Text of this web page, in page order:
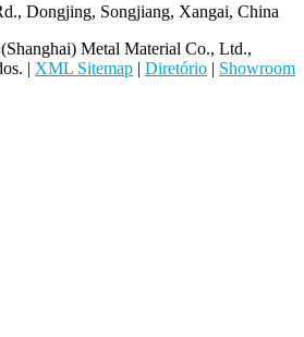
Dongjing, Songjiang, Xangai, China
Metal Material Co., Ltd.,
| XML Sitemap | Diretório | Showroom